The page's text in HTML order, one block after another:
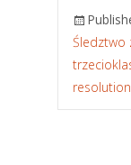
Śledztwo